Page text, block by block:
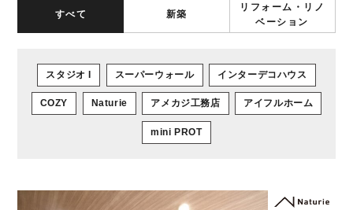
すべて 新築
リフォーム・リノ
ベーション
スタジオ I スーパーウォール インターデコハウス
COZY Naturie アメカジ工務店 アイフルホーム
mini PROT